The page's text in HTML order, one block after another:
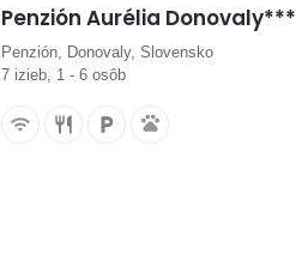
Penzión Aurélia Donovaly***
Penzión, Donovaly, Slovensko
7 izieb, 1 - 6 osôb